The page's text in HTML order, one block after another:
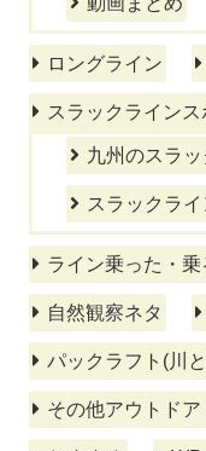
ロングライン
スラックライン
九州のスラ
スラックラ
ライン乗った・乗
自然観察ネタ
パックラフト(川
その他アウトド